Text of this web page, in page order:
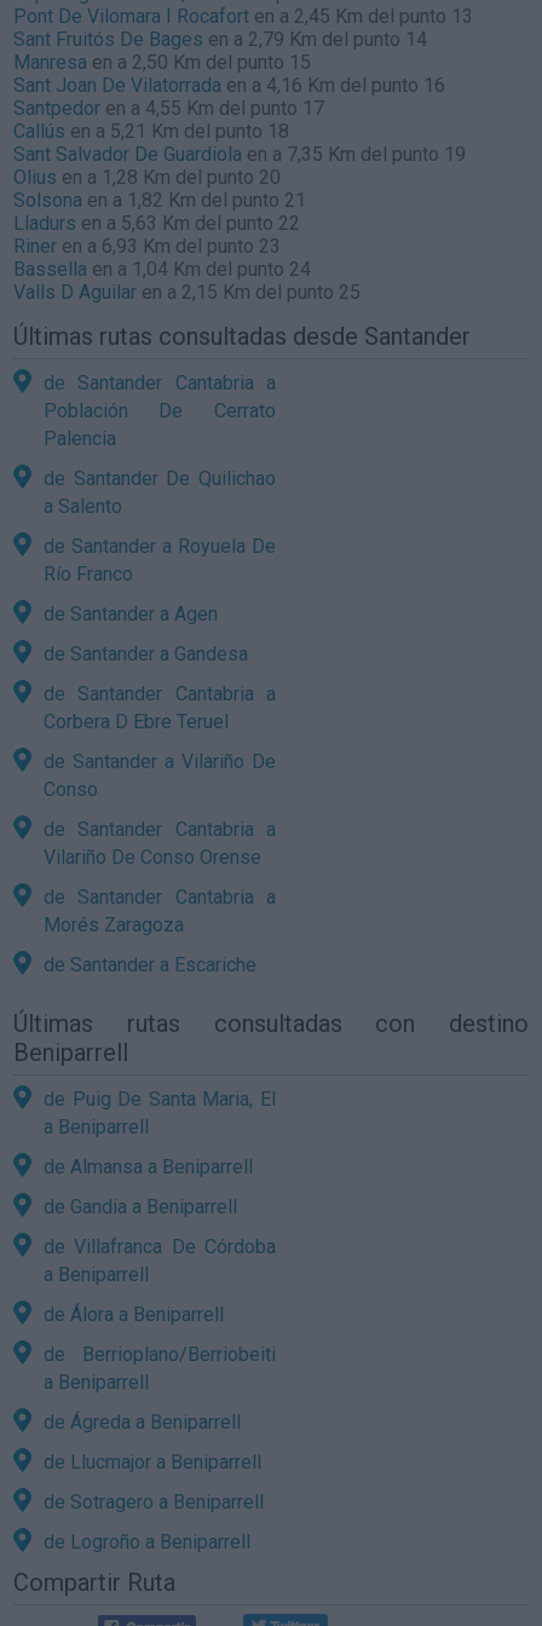
Pont De Vilomara I Rocafort en a 2,45 Km del punto 13
Sant Fruitós De Bages en a 2,79 Km del punto 14
Manresa en a 2,50 Km del punto 15
Sant Joan De Vilatorrada en a 4,16 Km del punto 16
Santpedor en a 4,55 Km del punto 17
Callús en a 5,21 Km del punto 18
Sant Salvador De Guardiola en a 7,35 Km del punto 19
Olius en a 1,28 Km del punto 20
Solsona en a 1,82 Km del punto 21
Lladurs en a 5,63 Km del punto 22
Riner en a 6,93 Km del punto 23
Bassella en a 1,04 Km del punto 24
Valls D Aguilar en a 2,15 Km del punto 25
Últimas rutas consultadas desde Santander
de Santander Cantabria a
Población De Cerrato
Palencia
de Santander De Quilichao
a Salento
de Santander a Royuela De
Río Franco
de Santander a Agen
de Santander a Gandesa
de Santander Cantabria a
Corbera D Ebre Teruel
de Santander a Vilariño De
Conso
de Santander Cantabria a
Vilariño De Conso Orense
de Santander Cantabria a
Morés Zaragoza
de Santander a Escariche
Últimas rutas consultadas con destino
Beniparrell
de Puig De Santa Maria, El
a Beniparrell
de Almansa a Beniparrell
de Gandia a Beniparrell
de Villafranca De Córdoba
a Beniparrell
de Álora a Beniparrell
de Berrioplano/Berriobeiti
a Beniparrell
de Ágreda a Beniparrell
de Llucmajor a Beniparrell
de Sotragero a Beniparrell
de Logroño a Beniparrell
Compartir Ruta